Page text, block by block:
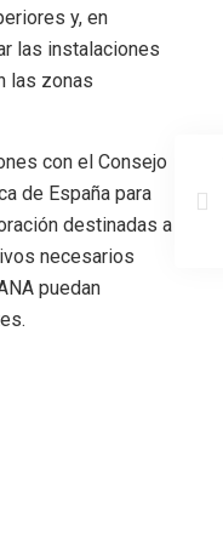
y, en
las instalaciones
las zonas
con el Consejo
de España para
destinadas a
necesarios
puedan